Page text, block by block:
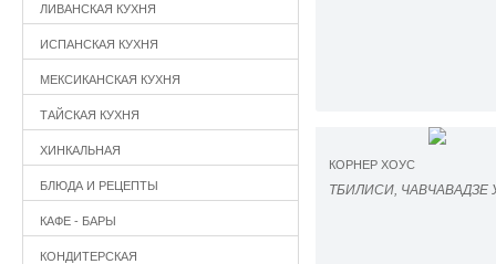
ЛИВАНСКАЯ КУХНЯ
ИСПАНСКАЯ КУХНЯ
МЕКСИКАНСКАЯ КУХНЯ
ТАЙСКАЯ КУХНЯ
ХИНКАЛЬНАЯ
БЛЮДА И РЕЦЕПТЫ
КАФЕ - БАРЫ
КОНДИТЕРСКАЯ
КОРНЕР ХОУС
ТБИЛИСИ, ЧАВЧАВАДЗЕ